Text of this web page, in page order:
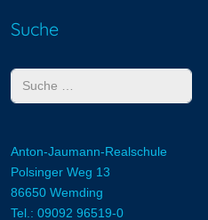
Suche
Suchen
Anton-Jaumann-Realschule
Polsinger Weg 13
86650 Wemding
Tel.: 09092 96519-0